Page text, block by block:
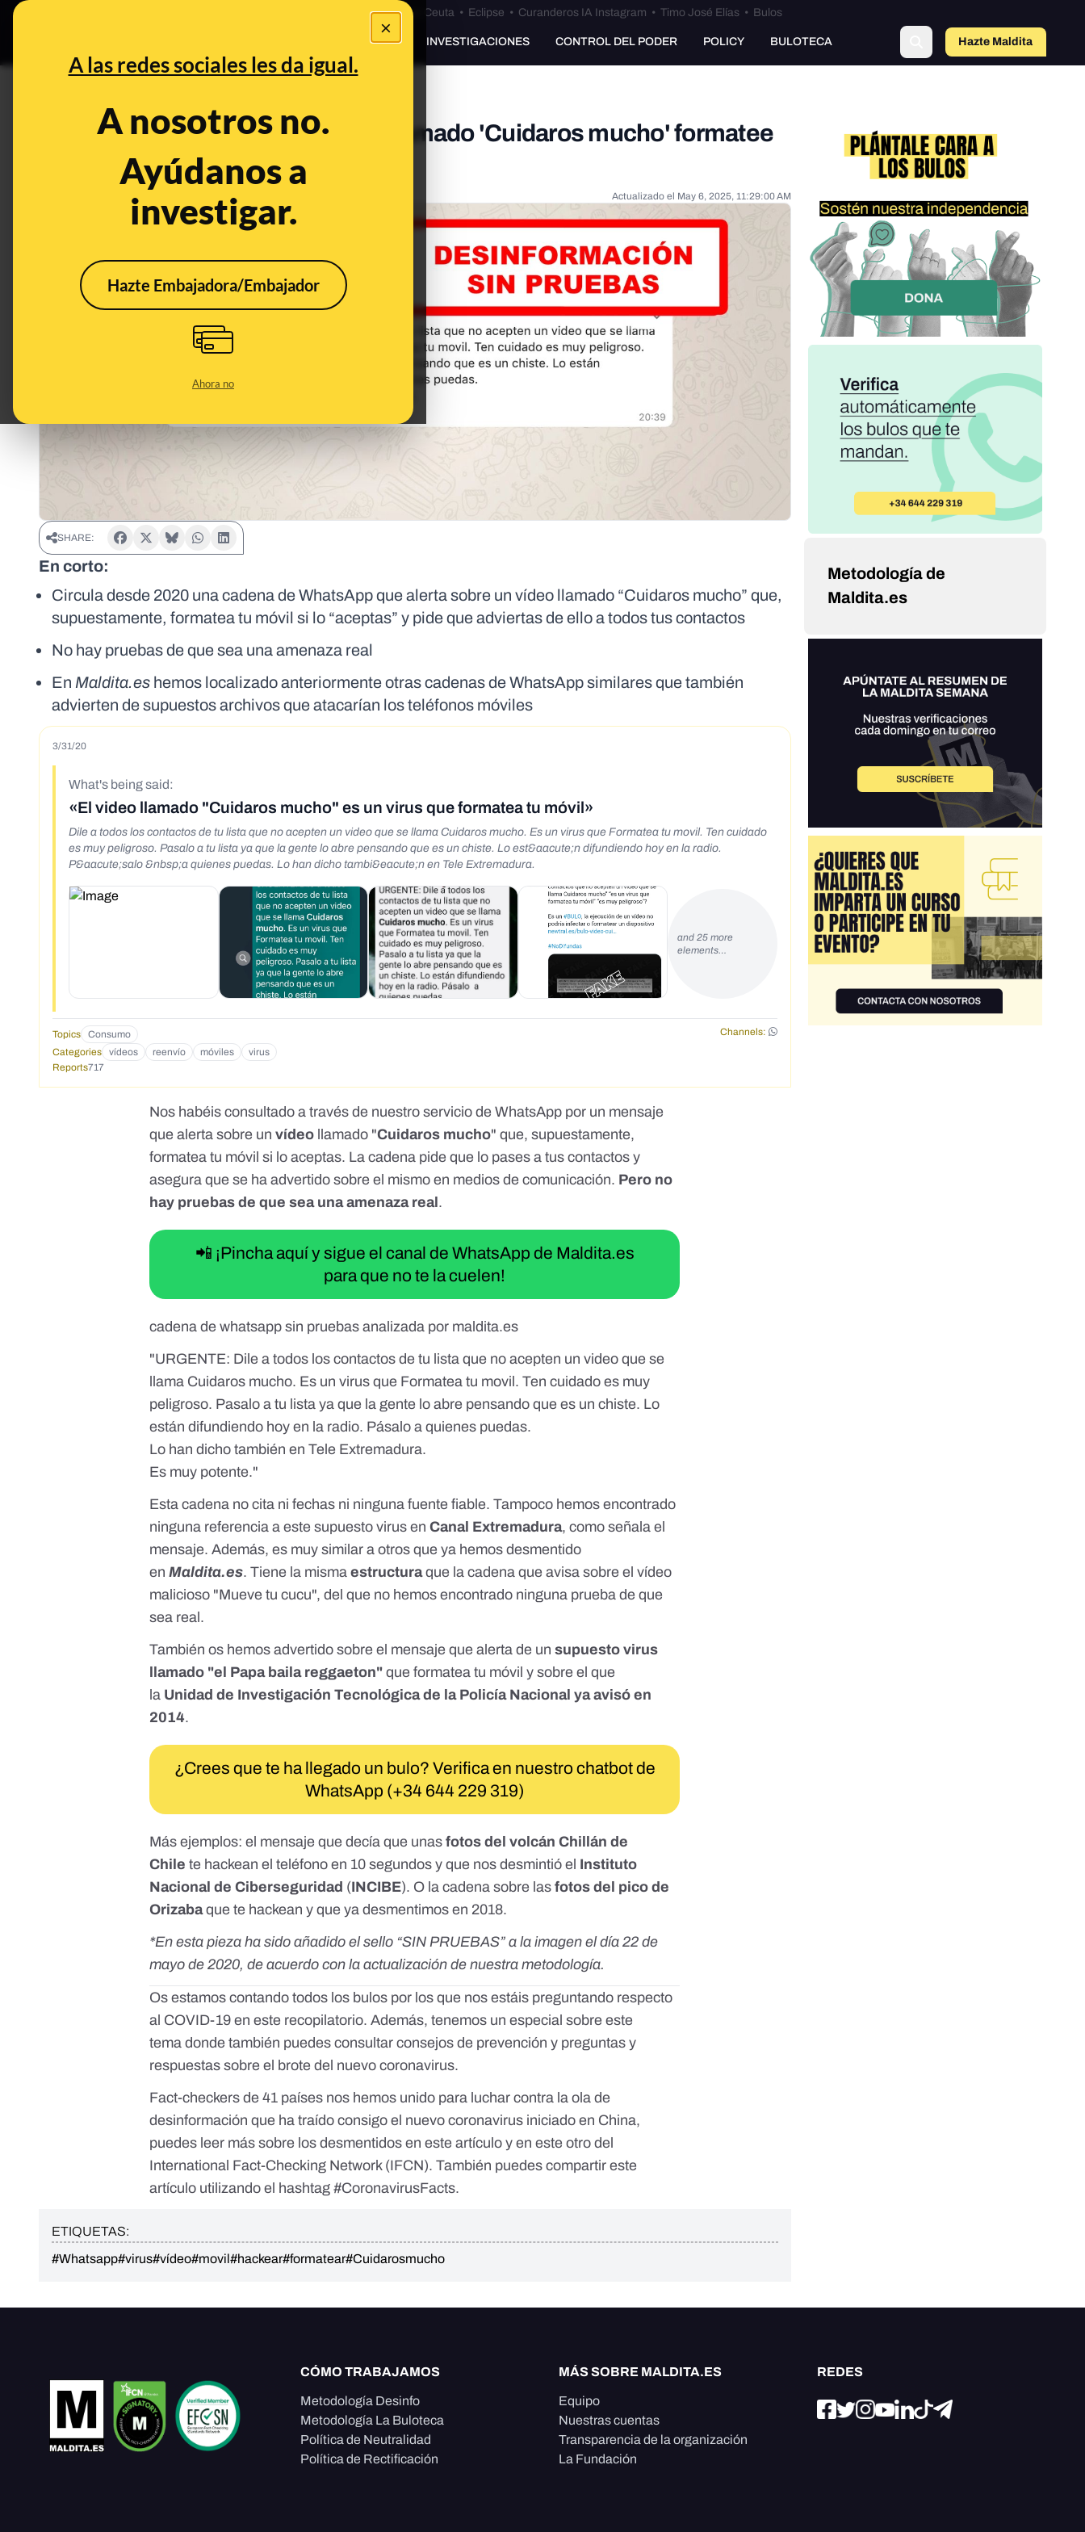
×
A las redes sociales les da igual.
A nosotros no.
Ayúdanos a
investigar.
Hazte Embajadora/Embajador
Ahora no
Especial Ceuta•Bulos Ceuta • Eclipse • Curanderos IA Instagram • Timo José Elías • Bulos
PREBUNKING INVESTIGACIONES CONTROL DEL PODER POLICY BULOTECA Hazte Maldito
a
No hay pruebas de que un vídeo llamado 'Cuidaros mucho' formatee
tu móvil si lo aceptas
Apr 4, 2020, 11:21:00 AM Actualizado el May 6, 2025, 11:29:00 AM
SHARE:
En corto:
Circula desde 2020 una cadena de WhatsApp que alerta sobre un vídeo llamado “Cuidaros mucho” que,
supuestamente, formatea tu móvil si lo “aceptas” y pide que adviertas de ello a todos tus contactos
No hay pruebas de que sea una amenaza real
En Maldita.es hemos localizado anteriormente otras cadenas de WhatsApp similares que también
advierten de supuestos archivos que atacarían los teléfonos móviles
3/31/20
What's being said:
«El video llamado "Cuidaros mucho" es un virus que formatea tu móvil»
Dile a todos los contactos de tu lista que no acepten un video que se llama Cuidaros mucho. Es un virus que Formatea tu movil. Ten cuidado
es muy peligroso. Pasalo a tu lista ya que la gente lo abre pensando que es un chiste. Lo est&aacute;n difundiendo hoy en la radio.
P&aacute;salo &nbsp;a quienes puedas. Lo han dicho tambi&eacute;n en Tele Extremadura.
and 25 more
elements…
Topics Consumo
Channels:
Categories
vídeos reenvío móviles
virus
Reports717
Nos habéis consultado a través de nuestroservicio de WhatsApp por un mensaje
que alerta sobre unvídeo llamado "Cuidaros mucho" que, supuestamente,
formatea tu móvil si lo aceptas. La cadena pide que lo pases a tus contactos y
asegura que se ha advertido sobre el mismo en medios de comunicación. Pero no
hay pruebas de que sea una amenaza real .
📲 ¡Pincha aquí y sigue el canal de WhatsApp de Maldita.es
para que no te la cuelen!
cadena de whatsapp sin pruebas analizada por maldita.es
"URGENTE: Dile a todos los contactos de tu lista que no acepten un video que se
llama Cuidaros mucho. Es un virus que Formatea tu movil. Ten cuidado es muy
peligroso. Pasalo a tu lista ya que la gente lo abre pensando que es un chiste. Lo
están difundiendo hoy en la radio. Pásalo a quienes puedas.
Lo han dicho también en Tele Extremadura.
Es muy potente."
Esta cadena no cita ni fechas ni ninguna fuente fiable. Tampoco hemos encontrado
ninguna referencia a este supuesto virus enCanal Extremadura, como señala el
mensaje. Además, es muy similar a otros que ya hemos desmentido
enMaldita.es. Tiene la mismaestructuraque la cadena que avisa sobre el vídeo
malicioso "Mueve tu cucu", del que no hemos encontrado ninguna prueba de que
sea real.
Tambiénos hemos advertido sobre el mensaje que alerta de unsupuesto virus
llamado "el Papa baila reggaeton" que formatea tu móvil y sobre el que
la Unidad de Investigación Tecnológica de la Policía Nacional ya avisó en
2014.
¿Crees que te ha llegado un bulo? Verifica en nuestro chatbot de
WhatsApp (+34 644 229 319)
Más ejemplos: el mensaje que decía que unasfotos del volcán Chillán de
Chile te hackean el teléfono en 10 segundos y que nos desmintió el Instituto
Nacional de Ciberseguridad (INCIBE). O la cadena sobre lasfotos del pico de
Orizabaque te hackean y que yadesmentimos en 2018.
*En esta pieza ha sido añadido el sello “SIN PRUEBAS” a la imagen el día 22 de
mayo de 2020, de acuerdo con la actualización de nuestra metodología.
Os estamos contando todos los bulos por los que nos estáis preguntando respecto
al COVID-19 eneste recopilatorio. Además, tenemos un especial sobre este
tema donde también puedes consultar consejos de prevención y preguntas y
respuestas sobre el brote del nuevo coronavirus.
Fact-checkers de 41 países nos hemos unido para luchar contra la ola de
desinformación que ha traído consigo el nuevo coronavirus iniciado en China,
puedes leer más sobre los desmentidos eneste artículo yen este otro del
International Fact-Checking Network (IFCN). También puedes compartir este
artículo utilizando el hashtag #CoronavirusFacts.
ETIQUETAS:
#Whatsapp#virus#vídeo#movil#hackear#formatear#Cuidarosmucho
Metodología de
Maldita.es
CÓMO TRABAJAMOS
Metodología Desinfo
Metodología La Buloteca
Política de Neutralidad
Política de Rectificación
MÁS SOBRE MALDITA.ES
Equipo
Nuestras cuentas
Transparencia de la organización
La Fundación
REDES